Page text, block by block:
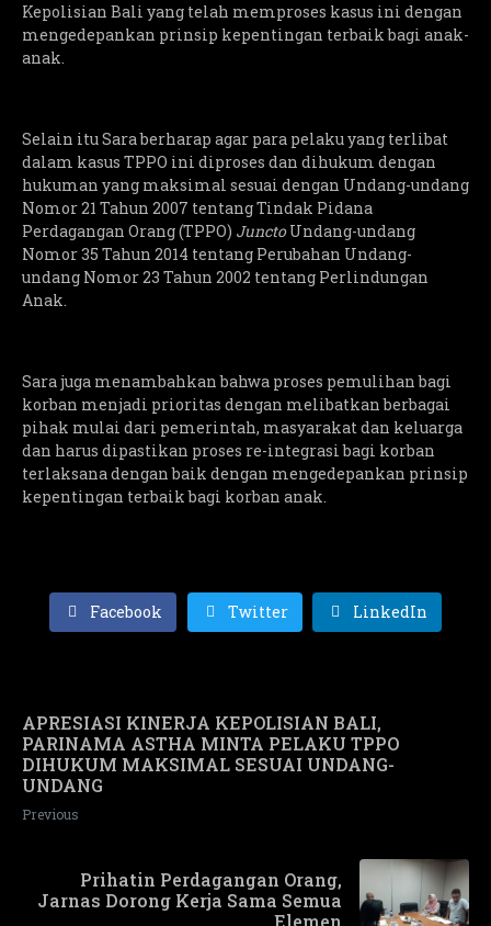
Kepolisian Bali yang telah memproses kasus ini dengan
mengedepankan prinsip kepentingan terbaik bagi anak-
anak.
Selain itu Sara berharap agar para pelaku yang terlibat
dalam kasus TPPO ini diproses dan dihukum dengan
hukuman yang maksimal sesuai dengan Undang-undang
Nomor 21 Tahun 2007 tentang Tindak Pidana
Perdagangan Orang (TPPO) JunctoUndang-undang
Nomor 35 Tahun 2014 tentang Perubahan Undang-
undang Nomor 23 Tahun 2002 tentang Perlindungan
Anak.
Sara juga menambahkan bahwa proses pemulihan bagi
korban menjadi prioritas dengan melibatkan berbagai
pihak mulai dari pemerintah, masyarakat dan keluarga
dan harus dipastikan proses re-integrasi bagi korban
terlaksana dengan baik dengan mengedepankan prinsip
kepentingan terbaik bagi korban anak.
Facebook Twitter LinkedIn
APRESIASI KINERJA KEPOLISIAN BALI,
PARINAMA ASTHA MINTA PELAKU TPPO
DIHUKUM MAKSIMAL SESUAI UNDANG-
UNDANG
Previous
Prihatin Perdagangan Orang,
Jarnas Dorong Kerja Sama Semua
Elemen